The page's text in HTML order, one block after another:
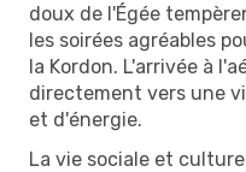
doux de l'Égée
les soirées agréables
la Kordon. L'arrivée à
directement vers une
et d'énergie.
La vie sociale et